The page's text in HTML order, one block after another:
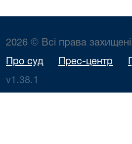
2026 © Всі права захищені
Про суд Прес-центр
v1.38.1